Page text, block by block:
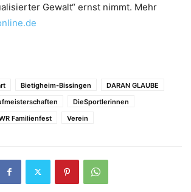
Gewalt“ ernst nimmt. Mehr
Bietigheim-Bissingen
DARAN GLAUBE
DieSportlerinnen
Familienfest Verein